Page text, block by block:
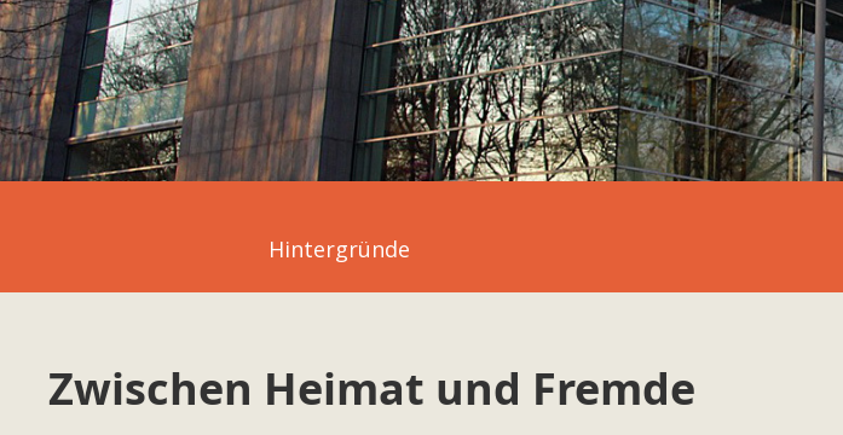
Hintergründe
Zwischen Heimat und Fremde